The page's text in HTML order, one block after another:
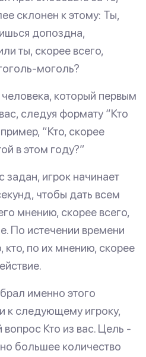
склонен к этому: Ты,
допоздна,
ты, скорее всего,
моголь?
который первым
следуя формату “Кто
“Кто, скорее
в этом году?”
задан, игрок начинает
чтобы дать всем
мнению, скорее всего,
По истечении времени
кто, по их мнению, скорее
именно этого
к следующему игроку,
Кто из вас. Цель -
большее количество